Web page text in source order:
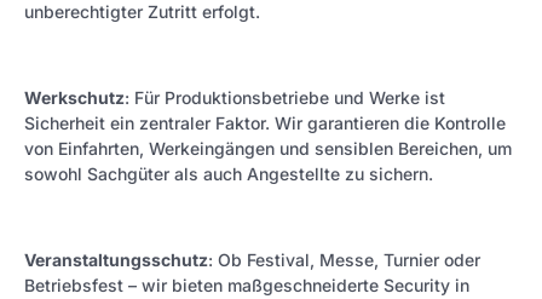
unberechtigter Zutritt erfolgt.
Werkschutz: Für Produktionsbetriebe und Werke ist
Sicherheit ein zentraler Faktor. Wir garantieren die Kontrolle
von Einfahrten, Werkeingängen und sensiblen Bereichen, um
sowohl Sachgüter als auch Angestellte zu sichern.
Veranstaltungsschutz: Ob Festival, Messe, Turnier oder
Betriebsfest – wir bieten maßgeschneiderte Security in